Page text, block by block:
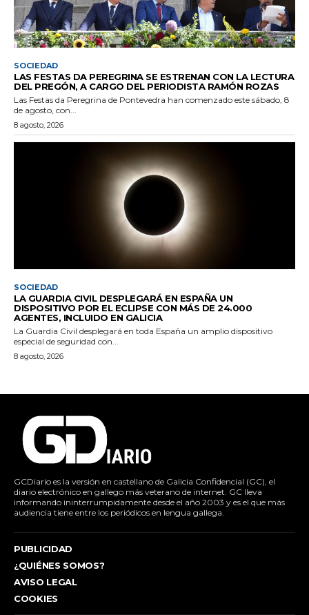
SOCIEDAD
LAS FESTAS DA PEREGRINA SE ESTRENAN CON LA LECTURA
DEL PREGÓN, A CARGO DEL PERIODISTA RAMÓN ROZAS
Las Festas da Peregrina de Pontevedra han comenzado este sábado, 8
de agosto, con...
8 agosto, 2026
SOCIEDAD
LA GUARDIA CIVIL DESPLEGARÁ EN ESPAÑA UN
DISPOSITIVO POR EL ECLIPSE CON MÁS DE 24.000
AGENTES, INCLUIDO EN GALICIA
La Guardia Civil desplegará en toda España un amplio dispositivo
especial de seguridad con...
8 agosto, 2026
GCDiario es la versión en castellano de Galicia Confidencial (GC), el
diario electrónico en gallego más veterano de internet. GC lleva
informando ininterrumpidamente desde el año 2003 y es el que más
audiencia tiene entre los periódicos en lengua gallega.
PUBLICIDAD
¿QUIÉNES SOMOS?
AVISO LEGAL
COOKIES